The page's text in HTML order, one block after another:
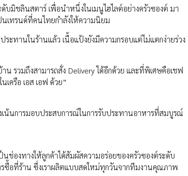
บมิชลินสตาร์ เพื่อนำหนึ่งในเมนูไฮไลต์อย่างครัวซองต์ มา
นเทรนด์ที่คนไทยกำลังให้ความนิยม
ะทานในร้านแล้ว เนื้อแป้งยังมีความกรอบแต่ไม่แตกง่ายร่วง
น รวมถึงสามารถสั่ง Delivery ได้อีกด้วย และที่พิเศษคือเชฟ
ครือ เอส เอฟ ด้วย”
เน้นการมอบประสบการณ์ในการรับประทานอาหารที่สมบูรณ์
ช่องทางให้ลูกค้าได้สัมผัสความอร่อยของครัวซองต์ระดับ
รซื้อที่ร้าน ซึ่งเราผลิตแบบสดใหม่ทุกวันจากทีมงานคุณภาพ